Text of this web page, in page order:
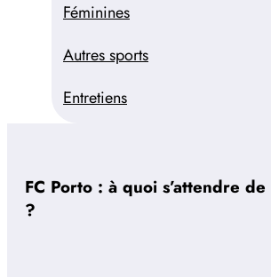
Féminines
Autres sports
Entretiens
FC Porto : à quoi s’attendre
?